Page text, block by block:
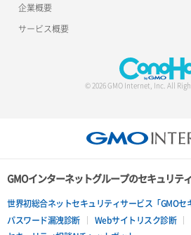
ポートデタッチ
ボリュームアタッチ
ロードバランサー追加
企業概要
サービス概要
© 2026 GMO Internet, Inc. All
GMOインターネットグループのセキュリテ
世界初総合ネットセキュリティサービス「GMOセ
パスワード漏洩診断
Webサイトリスク診断